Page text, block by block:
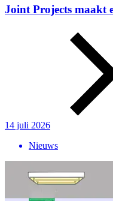
Joint Projects maakt
14 juli 2026
Nieuws